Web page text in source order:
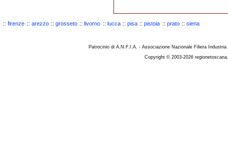
:: firenze :: arezzo :: grosseto :: livorno :: lucca :: pisa :: pistoia :: prato :: siena
Patrocinio di A.N.F.I.A. - Associazione Nazionale Filiera
Copyright © 2003-2026